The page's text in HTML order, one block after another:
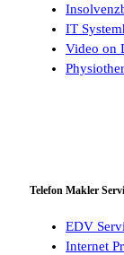
IT
Video on
Telefon Makler
EDV
Internet